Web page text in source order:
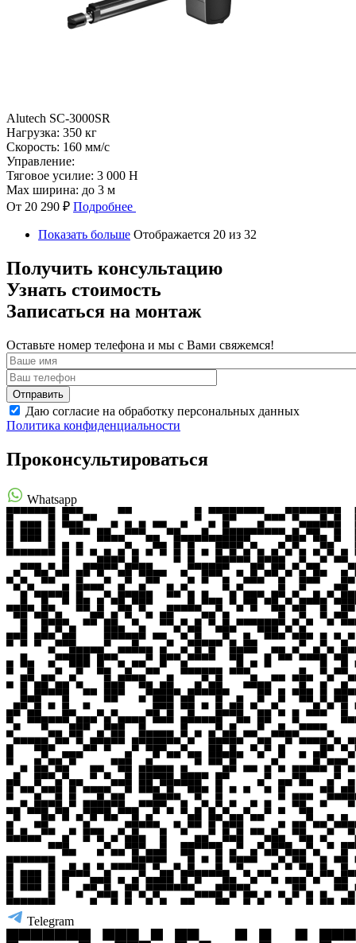
Alutech SC-3000SR
Нагрузка: 350 кг
Скорость: 160 мм/с
Управление:
Тяговое усилие: 3 000 Н
Max ширина: до 3 м
От 20 290 ₽ Подробнее
Показать больше Отображается 20 из 32
Получить консультацию
Узнать стоимость
Записаться на монтаж
Оставьте номер телефона и мы с Вами свяжемся!
Даю согласие на обработку персональных данных
Политика конфиденциальности
Проконсультироваться
Whatsapp
Telegram